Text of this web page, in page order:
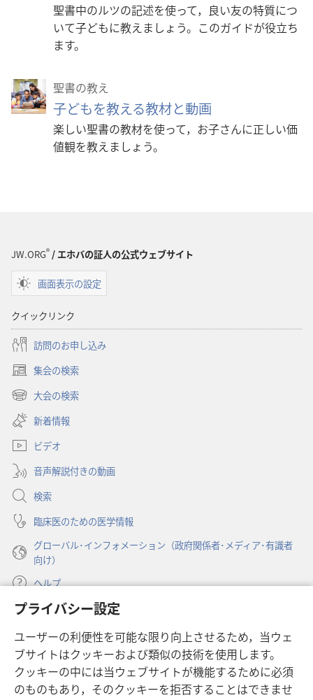
プライバシー設定
ユーザーの利便性を可能な限り向上させるため，当ウェ
ブサイトはクッキーおよび類似の技術を使用します。
クッキーの中には当ウェブサイトが機能するために必須
のものもあり，そのクッキーを拒否することはできませ
聖書中のルツの記述を使って，良い友の特質につ
いて子どもに教えましょう。このガイドが役立ち
ます。
聖書の教え
子どもを教える教材と動画
楽しい聖書の教材を使って，お子さんに正しい価
値観を教えましょう。
JW.ORG®/ エホバの証人の公式ウェブサイト
画面表示の設定
クイックリンク
訪問のお申し込み
集会の検索
（新
し
タ
で
開
く）
大会の検索
（新
し
い
タ
ブ
で
開
く）
新着情報
ビデオ
音声解説付きの動画
検索
臨床医のための医学情報
グローバル･インフォメーション（政府関係者･メディア･有識者
向け）
ヘルプ
寄付
し
い
タ
ブ
ものみの塔 オンライン・ライブラリー
（新
し
い
JW Hub ®
（新